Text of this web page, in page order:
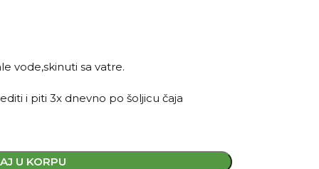
vode,skinuti sa vatre.
i piti 3x dnevno po šoljicu čaja
U KORPU